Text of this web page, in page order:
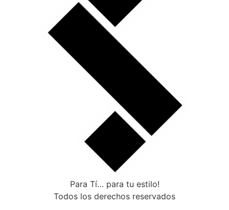
Para Tí… para tu estilo!
Todos los derechos reservados